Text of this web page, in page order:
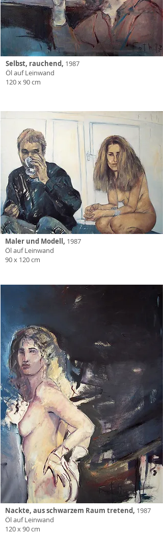
Selbst, rauchend, 1987
Öl auf Leinwand
120 x 90 cm
Maler und Modell, 1987
Öl auf Leinwand
90 x 120 cm
Nackte, aus schwarzem Raum tretend, 1987
Öl auf Leinwand
120 x 90 cm